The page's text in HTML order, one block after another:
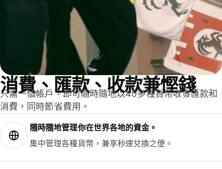
消費、匯款、收款兼慳錢
只需一個帳戶，即可隨時隨地以40多種貨幣收發匯款和
消費，同時節省費用。
隨時隨地管理你在世界各地的資金。
集中管理各種貨幣，兼享秒速兌換之便。